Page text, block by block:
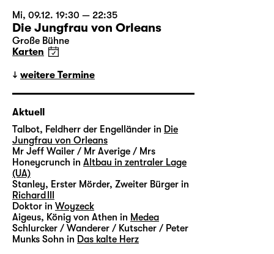
Mi, 09.12. 19:30 — 22:35
Die Jungfrau von Orleans
Große Bühne
Karten
weitere Termine
Aktuell
Talbot, Feldherr der Engelländer in Die
Jungfrau von Orleans
Mr Jeff Wailer / Mr Averige / Mrs
Honeycrunch in Altbau in zentraler Lage
(UA)
Stanley, Erster Mörder, Zweiter Bürger in
Richard III
Doktor in Woyzeck
Aigeus, König von Athen in Medea
Schlurcker / Wanderer / Kutscher / Peter
Munks Sohn in Das kalte Herz